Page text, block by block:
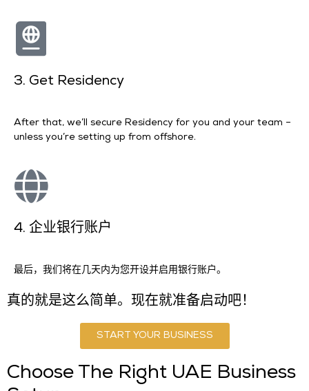
3. Get Residency
After that, we’ll secure Residency for you and your team –
unless you’re setting up from offshore.
4. 企业银行账户
最后，我们将在几天内为您开设并启用银行账户。
真的就是这么简单。现在就准备启动吧！
START YOUR BUSINESS
Choose The Right UAE Business